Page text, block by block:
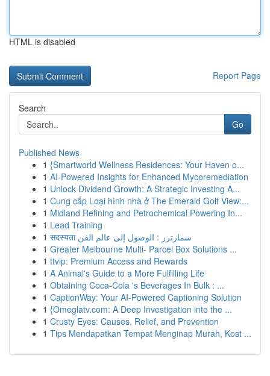
HTML is disabled
Report Page
Search
Go
Published News
1 {Smartworld Wellness Residences: Your Haven o...
1 AI-Powered Insights for Enhanced Mycoremediation
1 Unlock Dividend Growth: A Strategic Investing A...
1 Cung cấp Loại hình nhà ở The Emerald Golf View:...
1 Midland Refining and Petrochemical Powering In...
1 Lead Training
1
सदस्यता سمارترز : الوصول إلى عالم الفن
1 Greater Melbourne Multi- Parcel Box Solutions ...
1 ttvip: Premium Access and Rewards
1 A Animal's Guide to a More Fulfilling Life
1 Obtaining Coca-Cola 's Beverages In Bulk : ...
1 CaptionWay: Your AI-Powered Captioning Solution
1 {Omeglatv.com: A Deep Investigation into the ...
1 Crusty Eyes: Causes, Relief, and Prevention
1 Tips Mendapatkan Tempat Menginap Murah, Kost ...